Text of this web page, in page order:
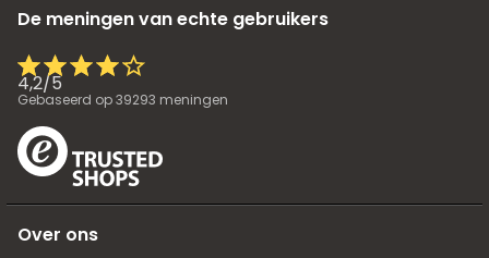
De meningen van echte gebruikers
4,2/5
Gebaseerd op39293 meningen
Over ons